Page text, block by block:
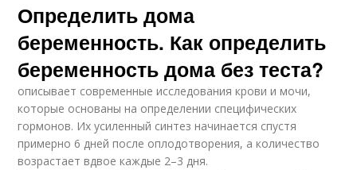
Определить дома
беременность. Как определить
беременность дома без теста?
описывает современные исследования крови и мочи,
которые основаны на определении специфических
гормонов. Их усиленный синтез начинается спустя
примерно 6 дней после оплодотворения, а количество
возрастает вдвое каждые 2–3 дня.